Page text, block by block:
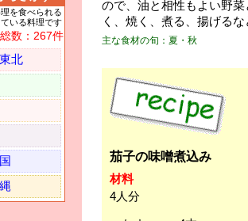
を食べられる
いる料理です
総数：267件
北
ので、油と相性もよい野
く、焼く、煮る、揚げる
主な食材の旬：夏・秋
茄子の味噌煮込み
材料
4人分